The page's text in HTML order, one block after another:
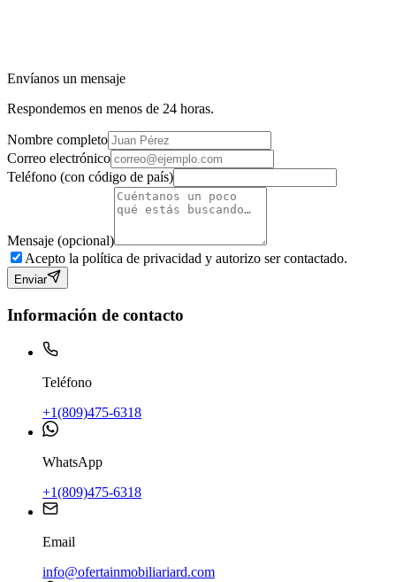
Envíanos un mensaje
Respondemos en menos de 24 horas.
Nombre completo
Correo electrónico
Teléfono (con código de país)
Mensaje (opcional)
Acepto la política de privacidad y autorizo ser contactado.
Enviar
Información de contacto
Teléfono
+1(809)475-6318
WhatsApp
+1(809)475-6318
Email
info@ofertainmobiliariard.com